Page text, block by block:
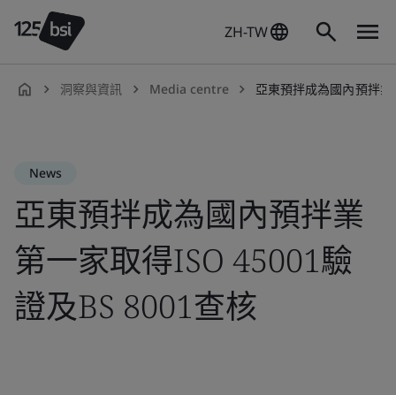
ZH-TW
洞察與資訊 Media centre 亞東預拌成為國內預拌業第一
News
亞東預拌成為國內預拌業
第一家取得ISO 45001驗
證及BS 8001查核